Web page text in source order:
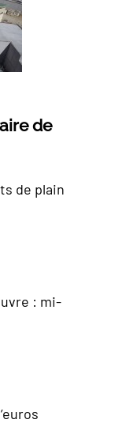
de
de plain
: mi-